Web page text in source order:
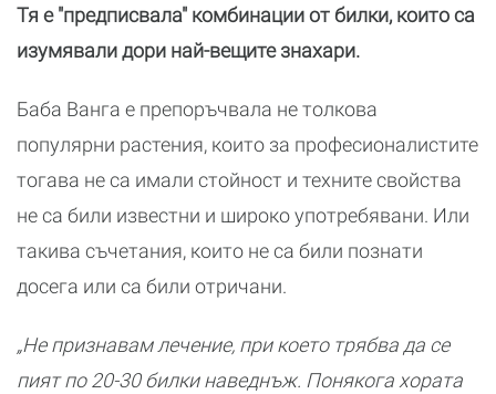
Тя е "предписвала" комбинации от билки, които са
изумявали дори най-вещите знахари.
Баба Ванга е препоръчвала не толкова
популярни растения, които за професионалистите
тогава не са имали стойност и техните свойства
не са били известни и широко употребявани. Или
такива съчетания, които не са били познати
досега или са били отричани.
„Не признавам лечение, при което трябва да се
пият по 20-30 билки наведнъж. Понякога хората